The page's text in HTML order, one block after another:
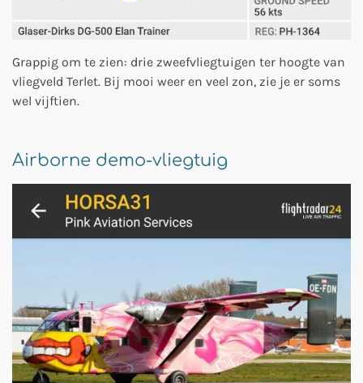
Grappig om te zien: drie zweefvliegtuigen ter hoogte van
vliegveld Terlet. Bij mooi weer en veel zon, zie je er soms
wel vijftien.
Airborne demo-vliegtuig